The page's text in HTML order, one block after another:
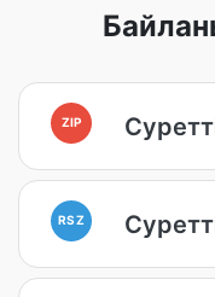
ZIP
RSZ